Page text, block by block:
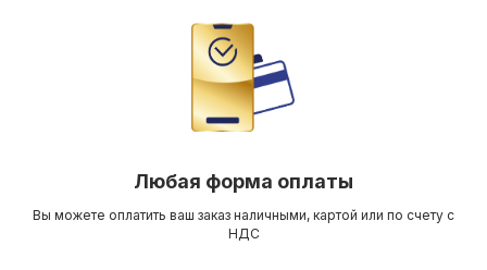
Любая форма оплаты
Вы можете оплатить ваш заказ наличными, картой или по счету с
НДС